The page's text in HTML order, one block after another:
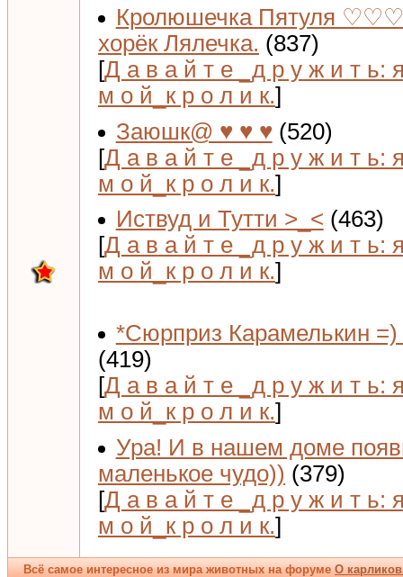
Кролюшечка Пятуля
хорёк Лялечка. (837)
[Д а в а й т е _д р у ж и т ь:
м о й_к р о л и к.]
Заюшк@ ♥ ♥ ♥ (520)
[Д а в а й т е _д р у ж и т ь:
м о й_к р о л и к.]
Иствуд и Тутти >_< (463)
[Д а в а й т е _д р у ж и т ь:
м о й_к р о л и к.]
*Сюрприз Карамелькин =)
(419)
[Д а в а й т е _д р у ж и т ь:
м о й_к р о л и к.]
Ура! И в нашем доме
маленькое чудо)) (379)
[Д а в а й т е _д р у ж и т ь:
м о й_к р о л и к.]
Всё самое интересное из мира животных на форумеО